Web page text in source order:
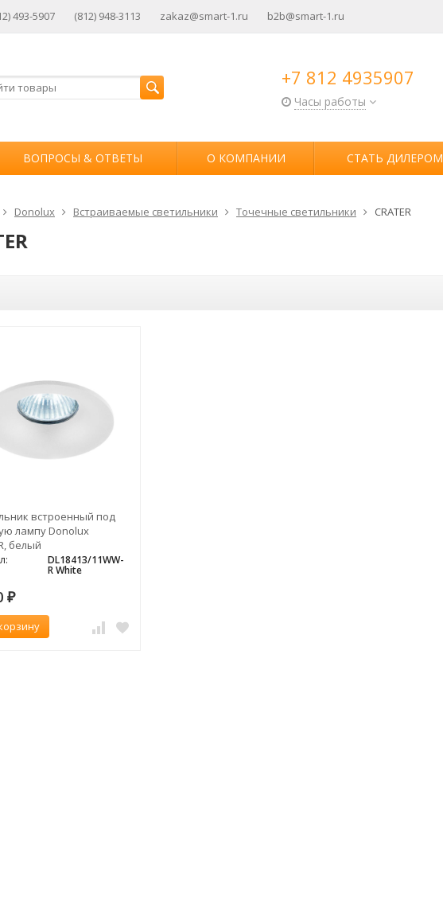
493-5907 (812) 948-3113 zakaz@smart-1.ru b2b@smart-1.ru
+7 812 4935907
Часы работы
ВОПРОСЫ & ОТВЕТЫ О КОМПАНИИ СТАТЬ ДИЛЕРОМ
Donolux Встраиваемые светильники Точечные светильники CRATER
встроенный под
лампу Donolux
белый
DL18413/11WW-
R White
₽